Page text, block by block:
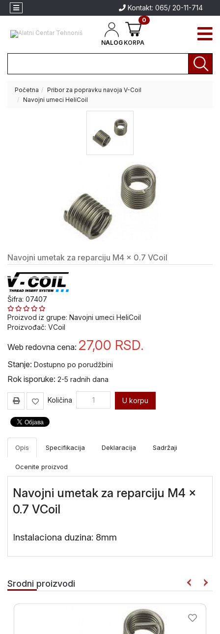
Kontakt: 065/ 20-11-714
NALOG KORPA
0
Pribor
za
Bušenje
i
Sečenje
Pribor za
popravku
Coil
Ureznice
nareznice
VOLKEL
alat
instrumenti
Gradjevinske
oprema
Akcija
Početna
Pribor za popravku navoja V-Coil
Navojni umeci HeliCoil
Navojni umetak za reparciju M4 x 0.7 VCoil
Šifra: 07407
Proizvod iz grupe: Navojni umeci HeliCoil
Proizvođač: VCoil
Web redovna cena: 27,00 RSD.
Stanje: Dostupno po porudžbini
Rok isporuke: 2-5 radnih dana
Količina U korpu
Opis Specifikacija Deklaracija Sadržaji
Ocenite proizvod
Navojni umetak za reparciju M4 x
0.7 VCoil
Instalaciona duzina: 8mm
Srodni proizvodi